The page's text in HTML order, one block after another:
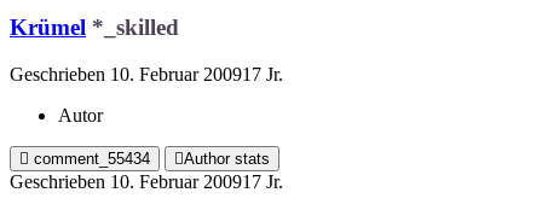
Krümel *_skilled
Geschrieben 10. Februar 200917 Jr.
Autor
comment_55434 Author stats
Geschrieben 10. Februar 200917 Jr.